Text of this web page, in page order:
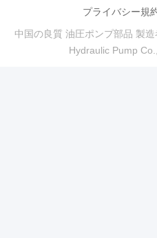
プライバシー規
中国の良質 油圧ポンプ部品 製
Hydraulic Pump